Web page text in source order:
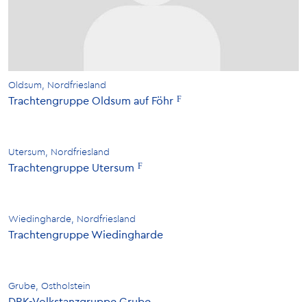
Oldsum, Nordfriesland
Trachtengruppe Oldsum auf Föhr
Utersum, Nordfriesland
Trachtengruppe Utersum
Wiedingharde, Nordfriesland
Trachtengruppe Wiedingharde
Grube, Ostholstein